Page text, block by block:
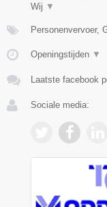
Wij ▼
Personenvervoer,
Openingstijden ▼
Laatste facebook
Sociale media: